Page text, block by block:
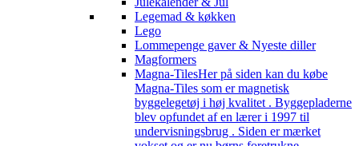
Legemad & køkken
Lego
Lommepenge gaver & Nyeste diller
Magformers
Magna-TilesHer på siden kan du købe
Magna-Tiles som er magnetisk
byggelegetøj i høj kvalitet . Byggepladerne
blev opfundet af en lærer i 1997 til
undervisningsbrug . Siden er mærket